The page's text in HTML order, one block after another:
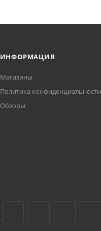
ИНФОРМАЦИЯ
Магазины
Политика конфиденциальности
Обзоры